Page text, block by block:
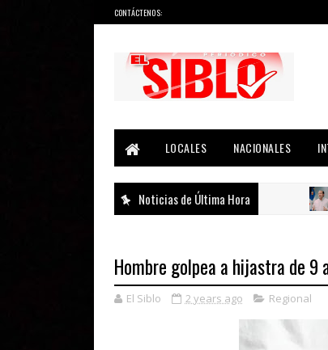
CONTÁCTENOS:
LOCALES
NACIONALES
Noticias de Última Hora
Hombre golpea a hijastra de 9
El Siblo 2 years ago Regional